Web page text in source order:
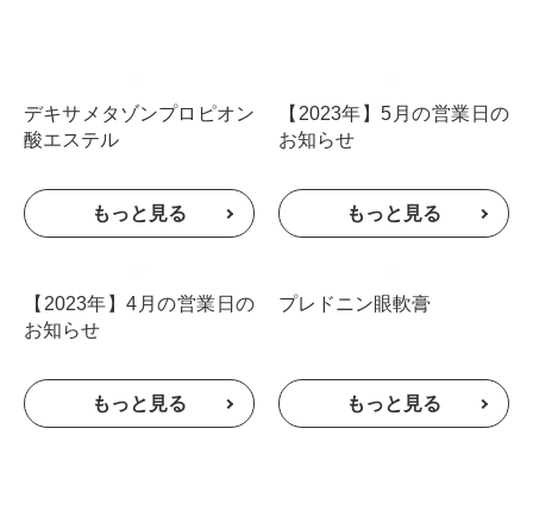
デキサメタゾンプロピオン
酸エステル
【2023年】5月の営業日の
お知らせ
【2023年】4月の営業日の
お知らせ
プレドニン眼軟膏